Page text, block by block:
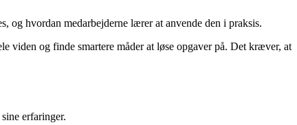
og hvordan medarbejderne lærer at anvende den i praksis.
viden og finde smartere måder at løse opgaver på. Det kræver, at
erfaringer.